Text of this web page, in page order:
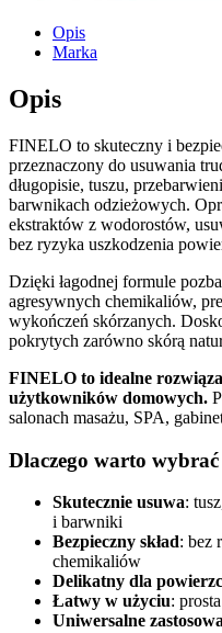
Opis
Marka
Opis
FINELO to skuteczny i
przeznaczony do usuwania
długopisie, tuszu,
barwnikach odzieżowych.
ekstraktów z wodorostów,
bez ryzyka uszkodzenia
Dzięki łagodnej formule
agresywnych chemikaliów,
wykończeń skórzanych.
pokrytych zarówno skórą
FINELO to idealne
użytkowników domowych.
salonach masażu, SPA,
Dlaczego warto
Skutecznie usuwa:
i barwniki
Bezpieczny skład: bez
chemikaliów
Delikatny dla
Łatwy w użyciu:
Uniwersalne